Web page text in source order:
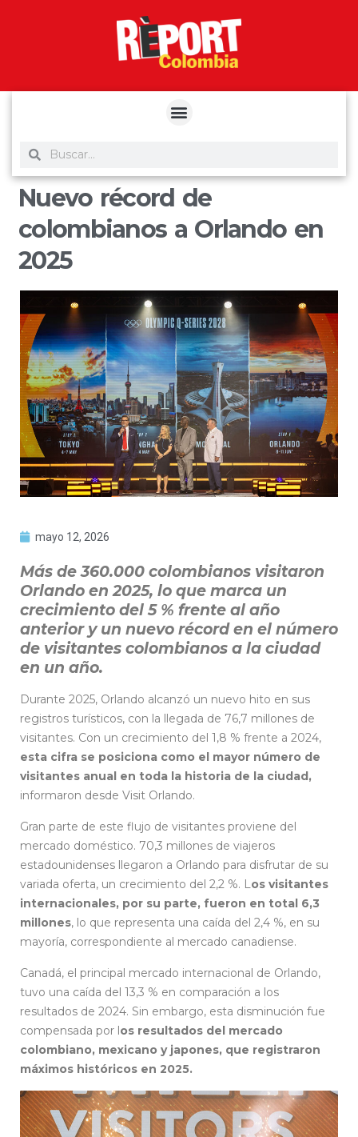
Nuevo récord de
colombianos a Orlando en
2025
mayo 12, 2026
Más de 360.000 colombianos visitaron
Orlando en 2025, lo que marca un
crecimiento del 5 % frente al año
anterior y un nuevo récord en el número
de visitantes colombianos a la ciudad
en un año.
Durante 2025, Orlando alcanzó un nuevo hito en sus
registros turísticos, con la llegada de 76,7 millones de
visitantes. Con un crecimiento del 1,8 % frente a 2024,
esta cifra se posiciona como el mayor número de
visitantes anual en toda la historia de la ciudad,
informaron desde Visit Orlando.
Gran parte de este flujo de visitantes proviene del
mercado doméstico. 70,3 millones de viajeros
estadounidenses llegaron a Orlando para disfrutar de su
variada oferta, un crecimiento del 2,2 %. Los visitantes
internacionales, por su parte, fueron en total 6,3
millones, lo que representa una caída del 2,4 %, en su
mayoría, correspondiente al mercado canadiense.
Canadá, el principal mercado internacional de Orlando,
tuvo una caída del 13,3 % en comparación a los
resultados de 2024. Sin embargo, esta disminución fue
compensada por los resultados del mercado
colombiano, mexicano y japones, que registraron
máximos históricos en 2025.